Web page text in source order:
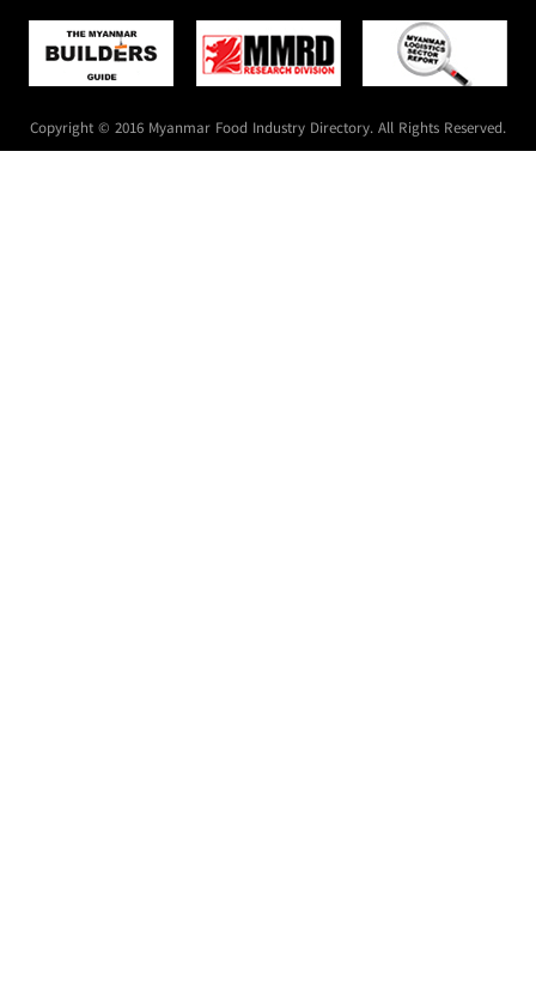
Copyright © 2016 Myanmar Food Industry Directory. All Rights Reserved.